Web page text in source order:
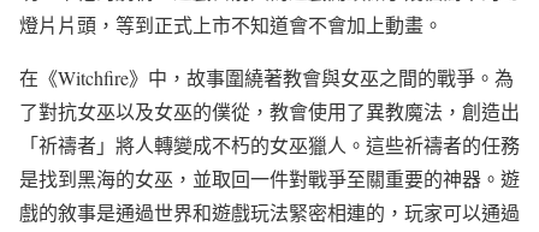
燈片片頭，等到正式上市不知道會不會加上動畫。
在《Witchfire》中，故事圍繞著教會與女巫之間的戰爭。為
了對抗女巫以及女巫的僕從，教會使用了異教魔法，創造出
「祈禱者」將人轉變成不朽的女巫獵人。這些祈禱者的任務
是找到黑海的女巫，並取回一件對戰爭至關重要的神器。遊
戲的敘事是通過世界和遊戲玩法緊密相連的，玩家可以通過